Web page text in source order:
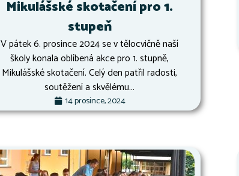
Mikulášské skotačení pro 1.
stupeň
V pátek 6. prosince 2024 se v tělocvičně naší
školy konala oblíbená akce pro 1. stupně,
Mikulášské skotačení. Celý den patřil radosti,
soutěžení a skvělému...
14 prosince, 2024